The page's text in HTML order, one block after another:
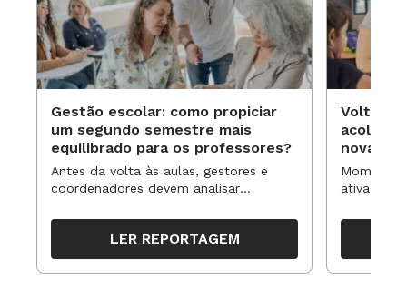
Gestão escolar: como propiciar
um segundo semestre mais
equilibrado para os professores?
Antes da volta às aulas, gestores e
coordenadores devem analisar
organizar ações para orientar o
trabalho pedagógico ao longo do
período
LER REPORTAGEM
Volta às
novas
ativa
propostas